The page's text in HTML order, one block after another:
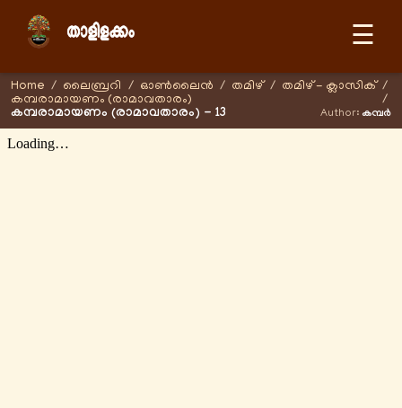
☰
Home / ലൈബ്രറി / ഓണ്‍ലൈന്‍ / തമിഴ് / തമിഴ് - ക്ലാസിക് /
കമ്പരാമായണം (രാമാവതാരം)
/
കമ്പരാമായണം (രാമാവതാരം) - 13 Author: കമ്പർ